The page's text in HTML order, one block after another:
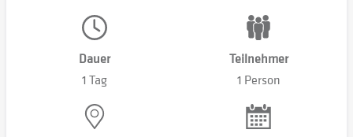
Dauer
1 Tag
Teilnehmer
1 Person